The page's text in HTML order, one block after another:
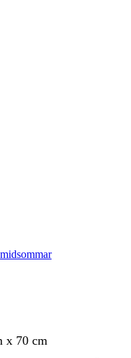
midsommar
x 70 cm